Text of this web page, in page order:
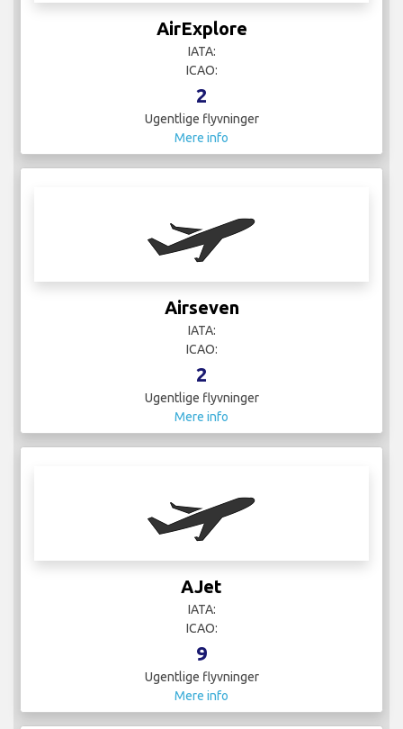
AirExplore
IATA:
ICAO:
2
Ugentlige flyvninger
Mere info
Airseven
IATA:
ICAO:
2
Ugentlige flyvninger
Mere info
AJet
IATA:
ICAO:
9
Ugentlige flyvninger
Mere info